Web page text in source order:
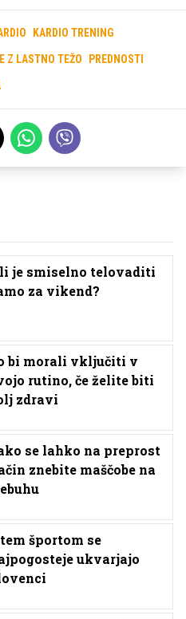
KARDIO TRENING
Z LASTNO TEŽO PREDNOSTI
je smiselno telovaditi
za vikend?
bi morali vključiti v
rutino, če želite biti
zdravi
se lahko na preprost
znebite maščobe na
tem športom se
ukvarjajo